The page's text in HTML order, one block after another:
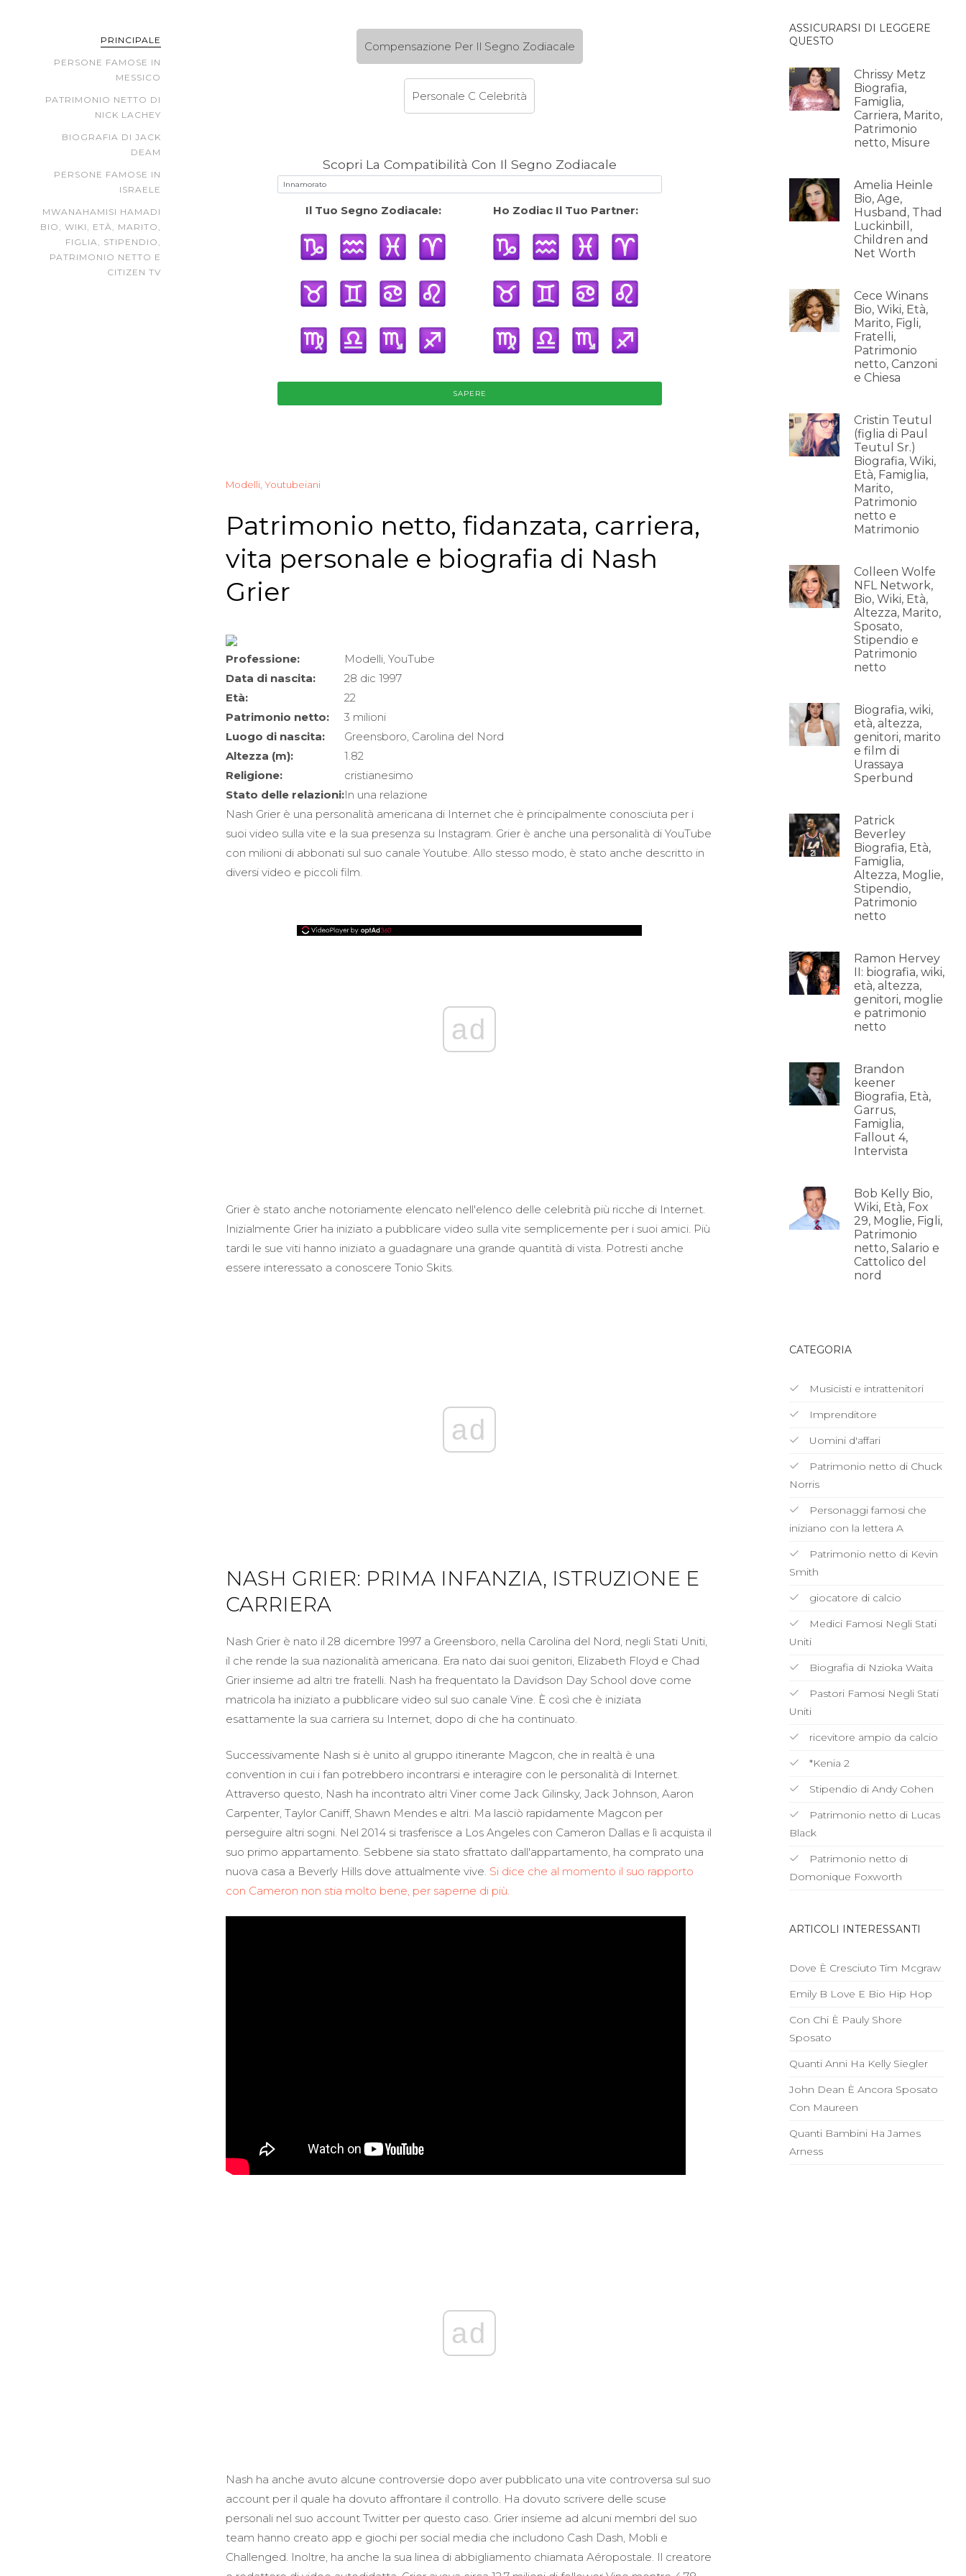
PRINCIPALE
PERSONE FAMOSE IN
MESSICO
PATRIMONIO NETTO DI
NICK LACHEY
BIOGRAFIA DI JACK
DEAM
PERSONE FAMOSE IN
ISRAELE
MWANAHAMISI HAMADI
BIO, WIKI, ETÀ, MARITO,
FIGLIA, STIPENDIO,
PATRIMONIO NETTO E
CITIZEN TV
Compensazione Per Il Segno Zodiacale
Personale C Celebrità
Scopri La Compatibilità Con Il Segno Zodiacale
Il Tuo Segno Zodiacale: Ho Zodiac Il Tuo Partner:
SAPERE
Modelli, Youtubeiani
Patrimonio netto, fidanzata, carriera,
vita personale e biografia di Nash
Grier
Professione:
Modelli, YouTube
Data di nascita:
28 dic 1997
Età:
22
Patrimonio netto:
3 milioni
Luogo di nascita:
Greensboro, Carolina del Nord
Altezza (m):
1.82
Religione:
cristianesimo
Stato delle relazioni:In una relazione
Nash Grier è una personalità americana di Internet che è principalmente conosciuta per i
suoi video sulla vite e la sua presenza su Instagram. Grier è anche una personalità di YouTube
con milioni di abbonati sul suo canale Youtube. Allo stesso modo, è stato anche descritto in
diversi video e piccoli film.
ad
Grier è stato anche notoriamente elencato nell'elenco delle celebrità più ricche di Internet.
Inizialmente Grier ha iniziato a pubblicare video sulla vite semplicemente per i suoi amici. Più
tardi le sue viti hanno iniziato a guadagnare una grande quantità di vista. Potresti anche
essere interessato a conoscere Tonio Skits.
ad
NASH GRIER: PRIMA INFANZIA, ISTRUZIONE E
CARRIERA
Nash Grier è nato il 28 dicembre 1997 a Greensboro, nella Carolina del Nord, negli Stati Uniti,
il che rende la sua nazionalità americana. Era nato dai suoi genitori, Elizabeth Floyd e Chad
Grier insieme ad altri tre fratelli. Nash ha frequentato la Davidson Day School dove come
matricola ha iniziato a pubblicare video sul suo canale Vine. È così che è iniziata
esattamente la sua carriera su Internet, dopo di che ha continuato.
Successivamente Nash si è unito al gruppo itinerante Magcon, che in realtà è una
convention in cui i fan potrebbero incontrarsi e interagire con le personalità di Internet.
Attraverso questo, Nash ha incontrato altri Viner come Jack Gilinsky, Jack Johnson, Aaron
Carpenter, Taylor Caniff, Shawn Mendes e altri. Ma lasciò rapidamente Magcon per
perseguire altri sogni. Nel 2014 si trasferisce a Los Angeles con Cameron Dallas e lì acquista il
suo primo appartamento. Sebbene sia stato sfrattato dall'appartamento, ha comprato una
nuova casa a Beverly Hills dove attualmente vive. Si dice che al momento il suo rapporto
con Cameron non stia molto bene, per saperne di più.
ad
Nash ha anche avuto alcune controversie dopo aver pubblicato una vite controversa sul suo
account per il quale ha dovuto affrontare il controllo. Ha dovuto scrivere delle scuse
personali nel suo account Twitter per questo caso. Grier insieme ad alcuni membri del suo
team hanno creato app e giochi per social media che includono Cash Dash, Mobli e
Challenged. Inoltre, ha anche la sua linea di abbigliamento chiamata Aéropostale. Il creatore
ASSICURARSI DI LEGGERE
QUESTO
Chrissy Metz
Biografia,
Famiglia,
Carriera, Marito,
Patrimonio
netto, Misure
Amelia Heinle
Bio, Age,
Husband, Thad
Luckinbill,
Children and
Net Worth
Cece Winans
Bio, Wiki, Età,
Marito, Figli,
Fratelli,
Patrimonio
netto, Canzoni
e Chiesa
Cristin Teutul
(figlia di Paul
Teutul Sr.)
Biografia, Wiki,
Età, Famiglia,
Marito,
Patrimonio
netto e
Matrimonio
Colleen Wolfe
NFL Network,
Bio, Wiki, Età,
Altezza, Marito,
Sposato,
Stipendio e
Patrimonio
netto
Biografia, wiki,
età, altezza,
genitori, marito
e film di
Urassaya
Sperbund
Patrick
Beverley
Biografia, Età,
Famiglia,
Altezza, Moglie,
Stipendio,
Patrimonio
netto
Ramon Hervey
II: biografia, wiki,
età, altezza,
genitori, moglie
e patrimonio
netto
Brandon
keener
Biografia, Età,
Garrus,
Famiglia,
Fallout 4,
Intervista
Bob Kelly Bio,
Wiki, Età, Fox
29, Moglie, Figli,
Patrimonio
netto, Salario e
Cattolico del
nord
CATEGORIA
Musicisti e intrattenitori
Imprenditore
Uomini d'affari
Patrimonio netto di Chuck
Norris
Personaggi famosi che
iniziano con la lettera A
Patrimonio netto di Kevin
Smith
giocatore di calcio
Medici Famosi Negli Stati
Uniti
Biografia di Nzioka Waita
Pastori Famosi Negli Stati
Uniti
ricevitore ampio da calcio
*Kenia 2
Stipendio di Andy Cohen
Patrimonio netto di Lucas
Black
Patrimonio netto di
Domonique Foxworth
ARTICOLI INTERESSANTI
Dove È Cresciuto Tim Mcgraw
Emily B Love E Bio Hip Hop
Con Chi È Pauly Shore
Sposato
Quanti Anni Ha Kelly Siegler
John Dean È Ancora Sposato
Con Maureen
Quanti Bambini Ha James
Arness